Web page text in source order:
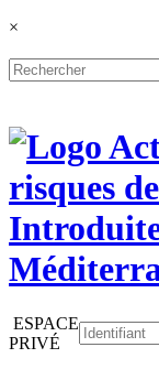
×
ESPACE
PRIVÉ